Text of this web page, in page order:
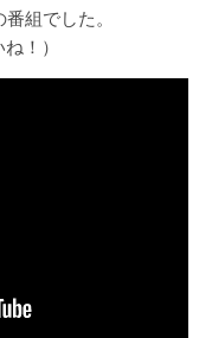
組でした。
！）